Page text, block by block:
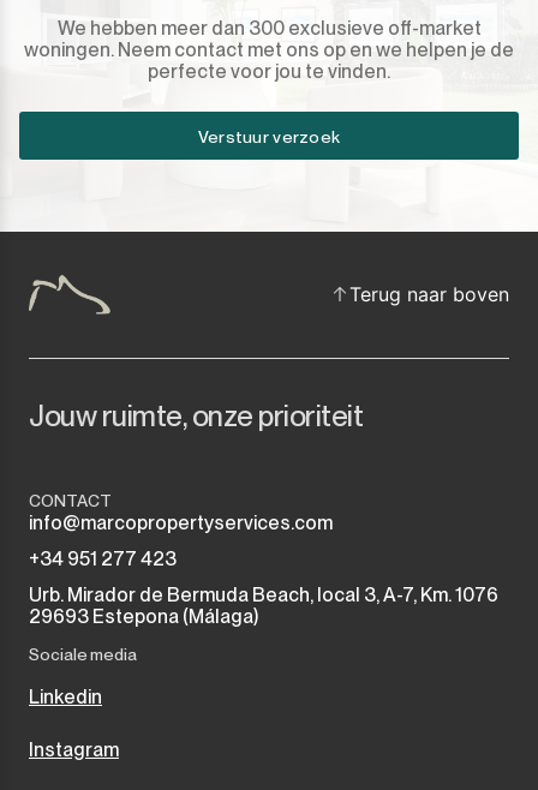
We hebben meer dan 300 exclusieve off-market
woningen. Neem contact met ons op en we helpen je de
perfecte voor jou te vinden.
Verstuur verzoek
Terug naar boven
Jouw ruimte, onze prioriteit
CONTACT
info@marcopropertyservices.com
+34 951 277 423
Urb. Mirador de Bermuda Beach, local 3, A-7, Km. 1076
29693 Estepona (Málaga)
Sociale media
Linkedin
Instagram